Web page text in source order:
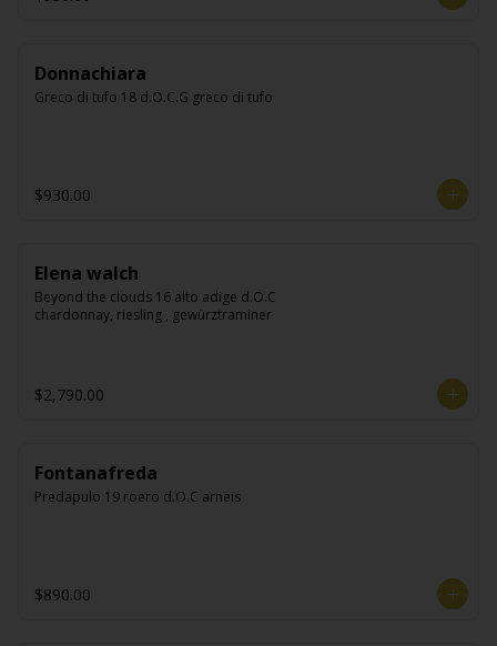
Donnachiara
Greco di tufo 18 d.O.C.G greco di tufo
$930.00
Elena walch
Beyond the clouds 16 alto adige d.O.C
chardonnay, riesling , gewürztraminer
$2,790.00
Fontanafreda
Predapulo 19 roero d.O.C arneis
$890.00